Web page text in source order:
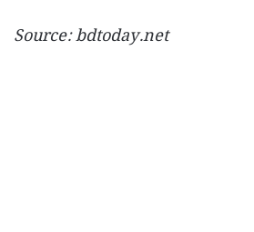
Source: bdtoday.net